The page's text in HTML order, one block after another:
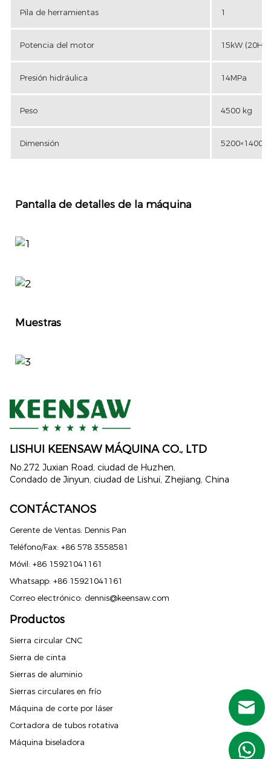
Pila de herramientas 1
Potencia del motor 15kW (20HP)
Presión hidráulica 14MPa
Peso 4500 kg
Dimensión
Pantalla de detalles de la máquina
Muestras
LISHUI ​​KEENSAW MÁQUINA CO., LTD
No.272 Juxian Road, ciudad de Huzhen,
Condado de Jinyun, ciudad de Lishui, Zhejiang, China
CONTÁCTANOS
Gerente de Ventas: Dennis Pan
Teléfono/Fax: +86 578 3558581
Móvil: +86 15921041161
Whatsapp: +86 15921041161
Correo electrónico: dennis@keensaw.com
Productos
Sierra circular CNC
Sierra de cinta
Sierras de aluminio
Sierras circulares en frío
Máquina de corte por láser
Cortadora de tubos rotativa
Máquina biseladora